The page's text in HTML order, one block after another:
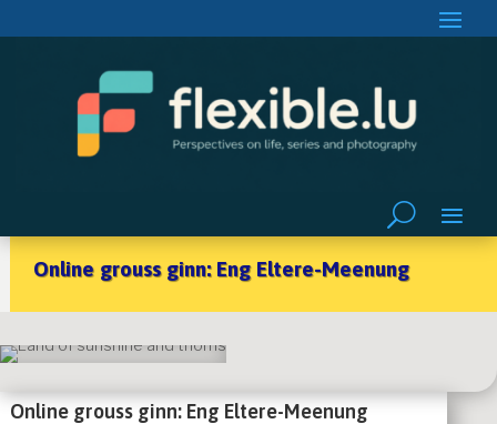
Online grouss ginn: Eng Eltere-Meenung
Online grouss ginn: Eng Eltere-Meenung